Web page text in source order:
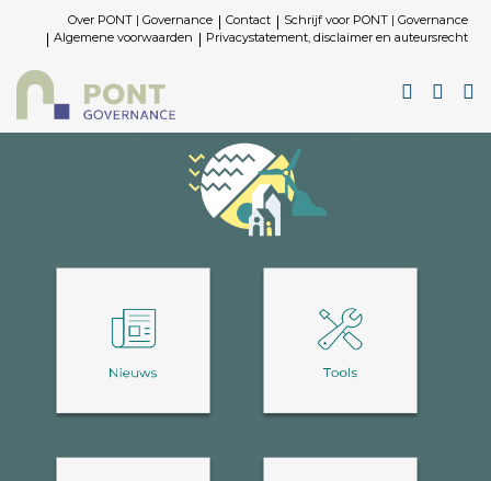
Over PONT | Governance Contact
Schrijf voor PONT | Governance
Algemene voorwaarden
Privacystatement, disclaimer en auteursrecht